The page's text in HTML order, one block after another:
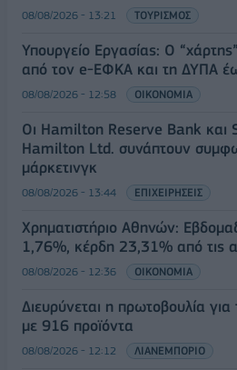
08/08/2026 - 13:21 ΤΟΥΡΙΣΜΟΣ
Υπουργείο Εργασίας: Ο
από τον e-ΕΦΚΑ και τη ΔΥΠΑ
08/08/2026 - 12:58 ΟΙΚΟΝΟΜΙΑ
Οι Hamilton Reserve Bank και
Hamilton Ltd. συνάπτουν
μάρκετινγκ
08/08/2026 - 13:44 ΕΠΙΧΕΙΡΗΣΕΙΣ
Χρηματιστήριο Αθηνών:
1,76%, κέρδη 23,31% από τις
08/08/2026 - 12:36 ΟΙΚΟΝΟΜΙΑ
Διευρύνεται η πρωτοβουλία για
με 916 προϊόντα
08/08/2026 - 12:12 ΛΙΑΝΕΜΠΟΡΙΟ